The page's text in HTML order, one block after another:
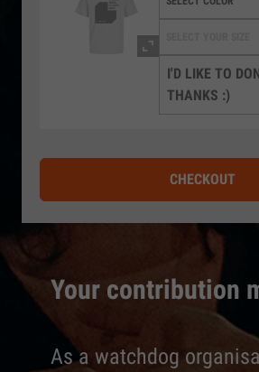
Your contribution
As a watchdog
I'D LIKE TO
THANKS :)
CHECKOUT